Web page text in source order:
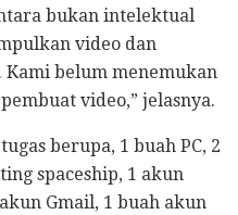
bukan intelektual
video dan
belum menemukan
video,” jelasnya.
berupa, 1 buah PC, 2
spaceship, 1 akun
Gmail, 1 buah akun